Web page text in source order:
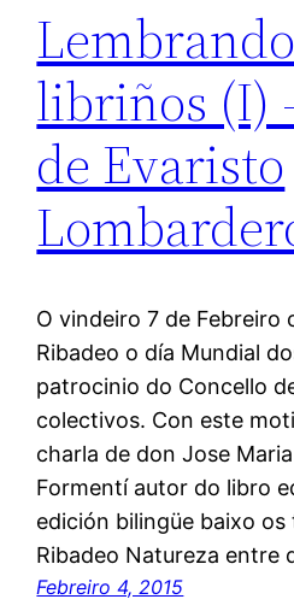
libriños (I)
de Evaristo
O vindeiro 7 de Febreiro
Ribadeo o día Mundial
patrocinio do Concello
colectivos. Con este
charla de don Jose
Formentí autor do libro
edición bilingüe baixo os
Ribadeo Natureza entre
Febreiro 4, 2015